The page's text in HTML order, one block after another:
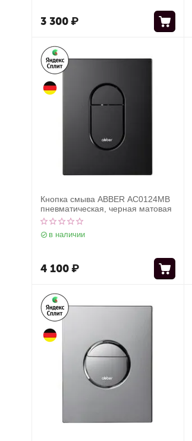
3 300₽
Кнопка смыва ABBER AC0124MB
пневматическая, черная матовая
в наличии
4 100₽